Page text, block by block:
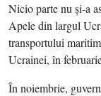
Nicio parte nu şi-a
Apele din largul
transportului
Ucrainei, în
În noiembrie,